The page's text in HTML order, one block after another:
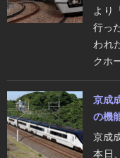
より
行っ
われ
クホ
京成
の機
京成
本日